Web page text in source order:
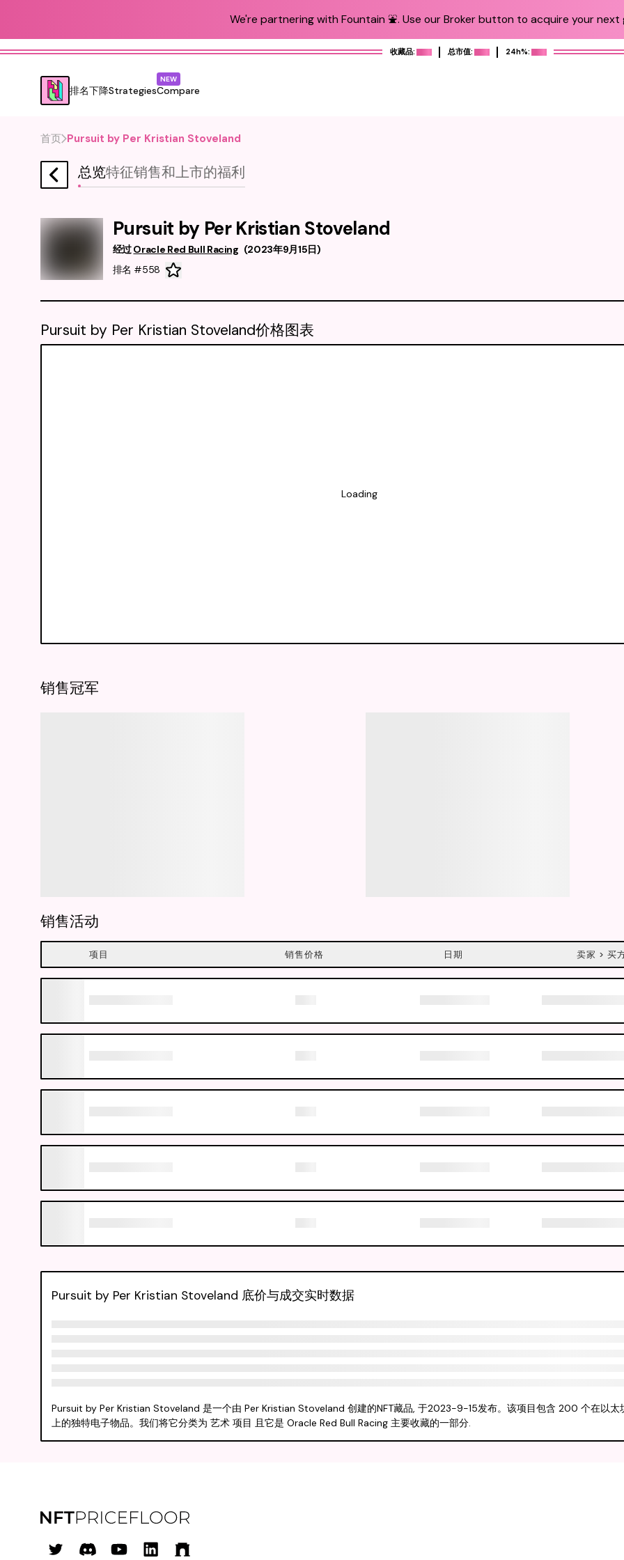
We're partnering with Fountain ⛲️. Use our Broker button to acquire your next
收藏品: 总市值: 24h%:
排名下降StrategiesCompare
NEW
首页 Pursuit by Per Kristian Stoveland
总览特征销售和上市的福利
Pursuit by Per Kristian Stoveland
经过Oracle Red Bull Racing (2023年9月15日)
排名 #558
Pursuit by Per Kristian Stoveland 底价与成交实时数据
Pursuit by Per Kristian Stoveland 是一个由 Per Kristian Stoveland 创建的NFT藏品, 于2023-9-15发布。该项目包含 200 个在以太
上的独特电子物品。我们将它分类为 艺术 项目 且它是 Oracle Red Bull Racing 主要收藏的一部分.
Pursuit by Per Kristian Stoveland价格图表
Loading
销售冠军
销售活动
项目 销售价格 日期 卖家 > 买